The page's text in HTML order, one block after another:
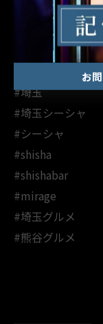
埼玉県熊谷に新
#熊谷シーシャ
#埼玉
#埼玉シーシャ
#シーシャ
#shisha
#shishabar
#mirage
#埼玉グルメ
#熊谷グルメ
お
お